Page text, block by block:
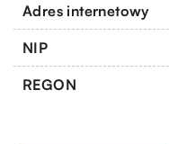
Adres internetowy
NIP
REGON